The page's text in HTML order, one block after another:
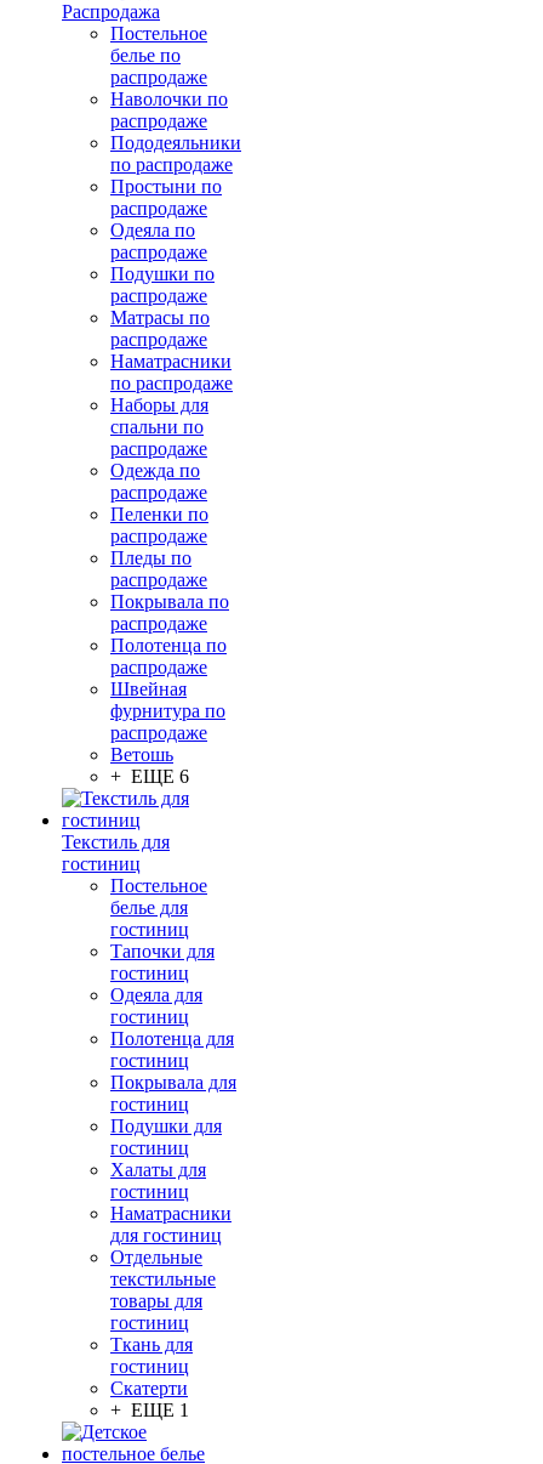
Распродажа
Постельное
белье по
распродаже
Наволочки по
распродаже
Пододеяльники
по распродаже
Простыни по
распродаже
Одеяла по
распродаже
Подушки по
распродаже
Матрасы по
распродаже
Наматрасники
по распродаже
Наборы для
спальни по
распродаже
Одежда по
распродаже
Пеленки по
распродаже
Пледы по
распродаже
Покрывала по
распродаже
Полотенца по
распродаже
Швейная
фурнитура по
распродаже
Ветошь
+ ЕЩЕ 6
Текстиль для
гостиниц
Постельное
белье для
гостиниц
Тапочки для
гостиниц
Одеяла для
гостиниц
Полотенца для
гостиниц
Покрывала для
гостиниц
Подушки для
гостиниц
Халаты для
гостиниц
Наматрасники
для гостиниц
Отдельные
текстильные
товары для
гостиниц
Ткань для
гостиниц
Скатерти
+ ЕЩЕ 1